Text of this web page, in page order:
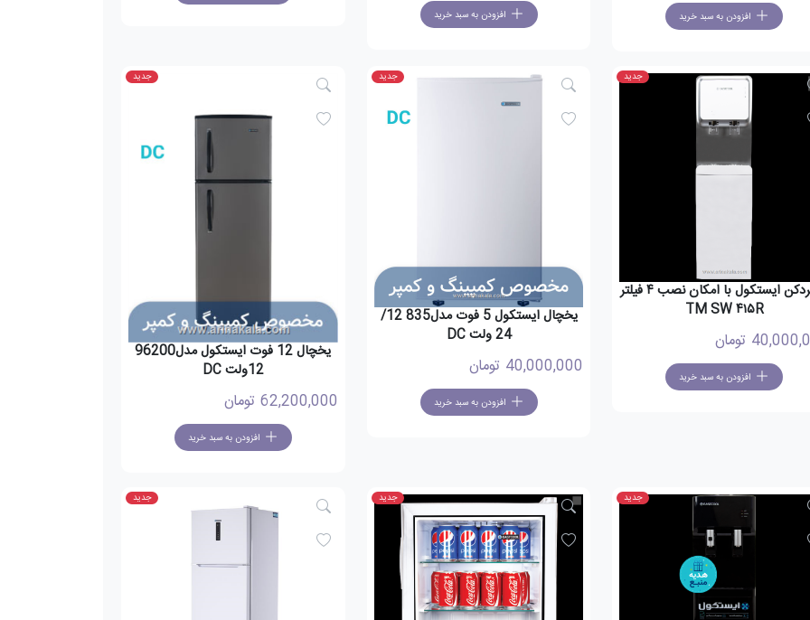
افزودن به سبد خرید افزودن به سبد خرید
جدید
آبسردکن ایستکول با امکان نصب ۴ فیلتر
TM SW ۴۱۵R
تومان
افزودن به سبد خرید
جدید
یخچال ایستکول 5 فوت مدل835 12/
24 ولت DC
40,000,000 تومان
افزودن به سبد خرید
جدید
یخچال 12 فوت ایستکول مدل96200
12ولت DC
62,200,000 تومان
افزودن به سبد خرید
جدید جدید جدید